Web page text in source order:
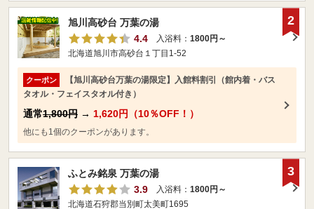
旭川高砂台 万葉の湯
4.4
入浴料： 1800円～
北海道旭川市高砂台１丁目1-52
クーポン
【旭川高砂台万葉の湯限定】入館料割引（館内着・バス
タオル・フェイスタオル付き）
通常1,800円 → 1,620円（10％OFF！）
他にも1個のクーポンがあります。
2
ふとみ銘泉 万葉の湯
3.9
入浴料： 1800円～
北海道石狩郡当別町太美町1695
3